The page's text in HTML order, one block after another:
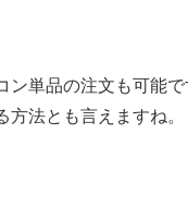
ン単品の注文も可能
方法とも言えますね。